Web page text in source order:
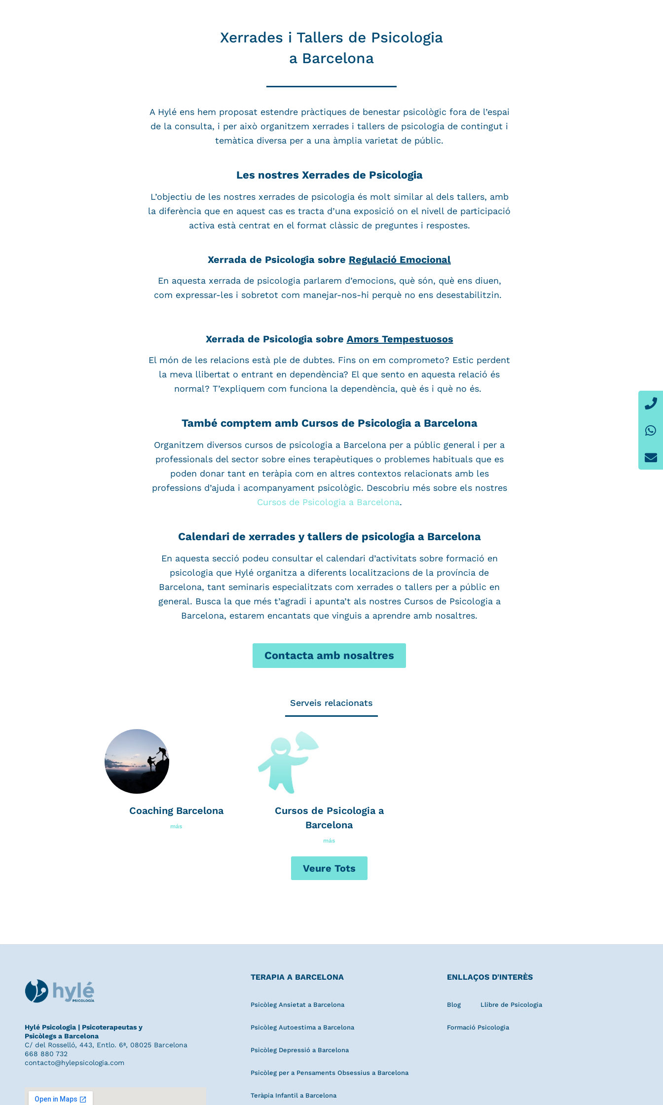
Xerrades i Tallers de Psicologia
a Barcelona
A Hylé ens hem proposat estendre pràctiques de benestar psicològic fora de l’espai
de la consulta, i per això organitzem xerrades i tallers de psicologia de contingut i
temàtica diversa per a una àmplia varietat de públic.
Les nostres Xerrades de Psicologia
L’objectiu de les nostres xerrades de psicologia és molt similar al dels tallers, amb
la diferència que en aquest cas es tracta d’una exposició on el nivell de participació
activa està centrat en el format clàssic de preguntes i respostes.
Xerrada de Psicologia sobre Regulació Emocional
En aquesta xerrada de psicologia parlarem d’emocions, què són, què ens diuen,
com expressar-les i sobretot com manejar-nos-hi perquè no ens desestabilitzin.
Xerrada de Psicologia sobre Amors Tempestuosos
El món de les relacions està ple de dubtes. Fins on em comprometo? Estic perdent
la meva llibertat o entrant en dependència? El que sento en aquesta relació és
normal? T’expliquem com funciona la dependència, què és i què no és.
També comptem amb Cursos de Psicologia a Barcelona
Organitzem diversos cursos de psicologia a Barcelona per a públic general i per a
professionals del sector sobre eines terapèutiques o problemes habituals que es
poden donar tant en teràpia com en altres contextos relacionats amb les
professions d’ajuda i acompanyament psicològic. Descobriu més sobre els nostres
Cursos de Psicologia a Barcelona.
Calendari de xerrades y tallers de psicologia a Barcelona
En aquesta secció podeu consultar el calendari d’activitats sobre formació en
psicologia que Hylé organitza a diferents localitzacions de la província de
Barcelona, tant seminaris especialitzats com xerrades o tallers per a públic en
general. Busca la que més t’agradi i apunta’t als nostres Cursos de Psicologia a
Barcelona, estarem encantats que vinguis a aprendre amb nosaltres.
Contacta amb nosaltres
Serveis relacionats
Coaching Barcelona
más
Cursos de Psicologia a
Barcelona
más
Veure Tots
Hylé Psicologia | Psicoterapeutas y
Psicòlegs a Barcelona
C/ del Rosselló, 443, Entlo. 6ª, 08025 Barcelona
668 880 732
contacto@hylepsicologia.com
TERAPIA A BARCELONA
Psicòleg Ansietat a Barcelona
Psicòleg Autoestima a Barcelona
Psicòleg Depressió a Barcelona
Psicòleg per a Pensaments Obsessius a Barcelona
Teràpia Infantil a Barcelona
ENLLAÇOS D'INTERÈS
Blog Llibre de Psicologia
Formació Psicologia